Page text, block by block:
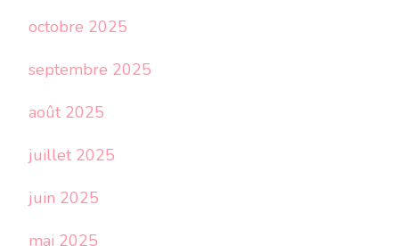
octobre 2025
septembre 2025
août 2025
juillet 2025
juin 2025
mai 2025